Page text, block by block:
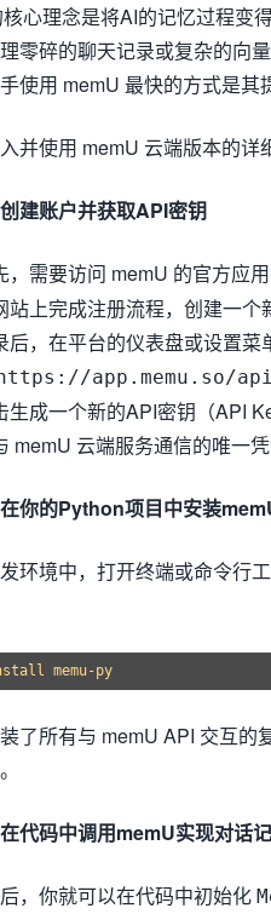
心理念是将AI的记忆过程变
零碎的聊天记录或复杂的向
使用 memU 最快的方式是其
并使用 memU 云端版本的详
建账户并获取API密钥
，需要访问 memU 的官方应用
站上完成注册流程，创建一个
后，在平台的仪表盘或设置菜
app.memu.so/
生成一个新的API密钥（API
memU 云端服务通信的唯一凭
你的Python项目中安装
环境中，打开终端或命令行
了所有与 memU API 交互
代码中调用memU实现对话
，你就可以在代码中初始化